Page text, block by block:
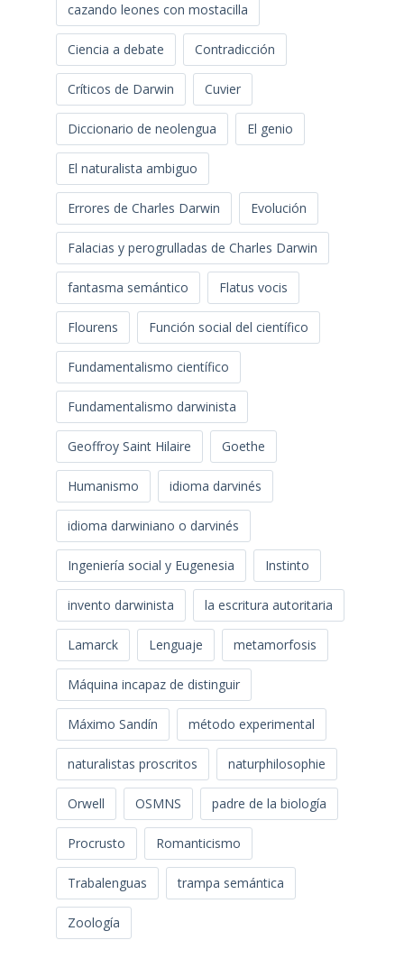
cazando leones con mostacilla
Ciencia a debate Contradicción
Críticos de Darwin Cuvier
Diccionario de neolengua El genio
El naturalista ambiguo
Errores de Charles Darwin Evolución
Falacias y perogrulladas de Charles Darwin
fantasma semántico Flatus vocis
Flourens Función social del científico
Fundamentalismo científico
Fundamentalismo darwinista
Geoffroy Saint Hilaire Goethe
Humanismo idioma darvinés
idioma darwiniano o darvinés
Ingeniería social y Eugenesia Instinto
invento darwinista la escritura autoritaria
Lamarck Lenguaje metamorfosis
Máquina incapaz de distinguir
Máximo Sandín método experimental
naturalistas proscritos naturphilosophie
Orwell OSMNS padre de la biología
Procrusto Romanticismo
Trabalenguas trampa semántica
Zoología